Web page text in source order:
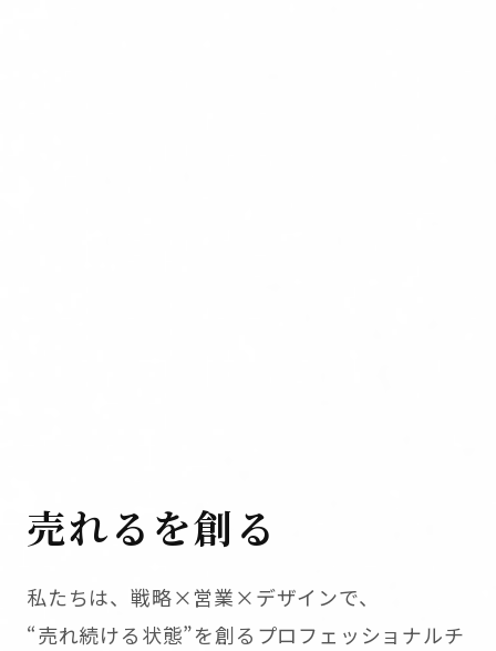
売れるを創る
私たちは、戦略×営業×デザインで、
“売れ続ける状態”を創るプロフェッショナルチ